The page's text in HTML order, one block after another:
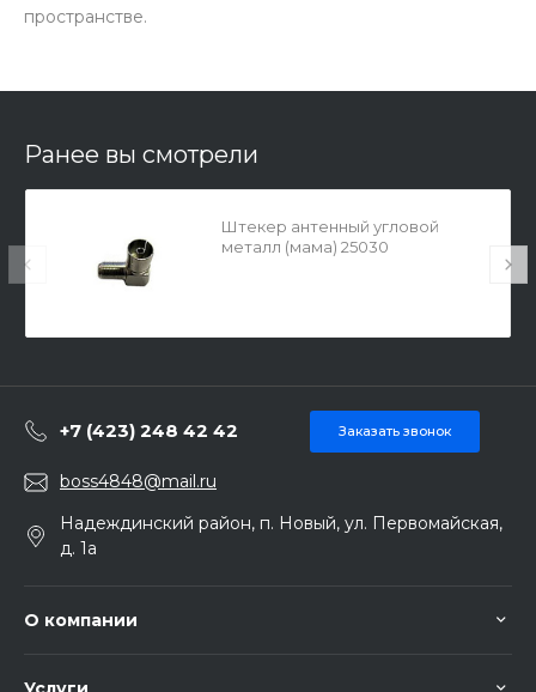
пространстве.
Ранее вы смотрели
Штекер антенный угловой
металл (мама) 25030
+7 (423) 248 42 42 Заказать звонок
boss4848@mail.ru
Надеждинский район, п. Новый, ул. Первомайская,
д. 1а
О компании